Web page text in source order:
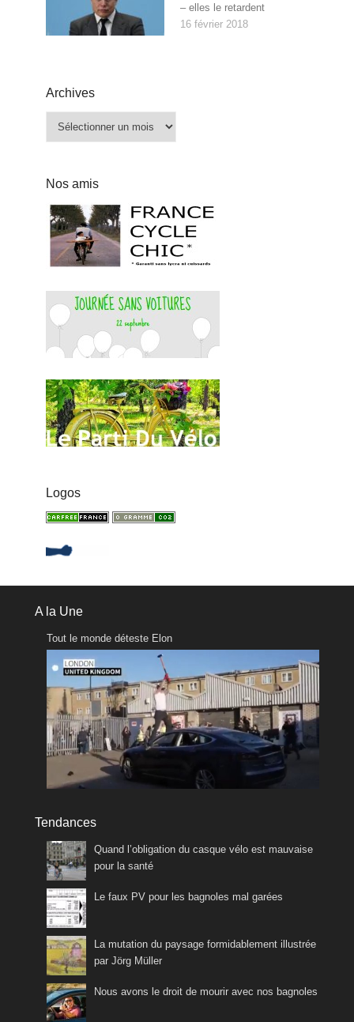
– elles le retardent
16 février 2018
Archives
Nos amis
Logos
A la Une
Tout le monde déteste Elon
Tendances
Quand l’obligation du casque vélo est mauvaise
pour la santé
Le faux PV pour les bagnoles mal garées
La mutation du paysage formidablement illustrée
par Jörg Müller
Nous avons le droit de mourir avec nos bagnoles